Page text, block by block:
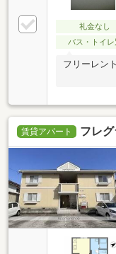
礼金なし
バス・トイレ
フリーレント
賃貸アパート フレ